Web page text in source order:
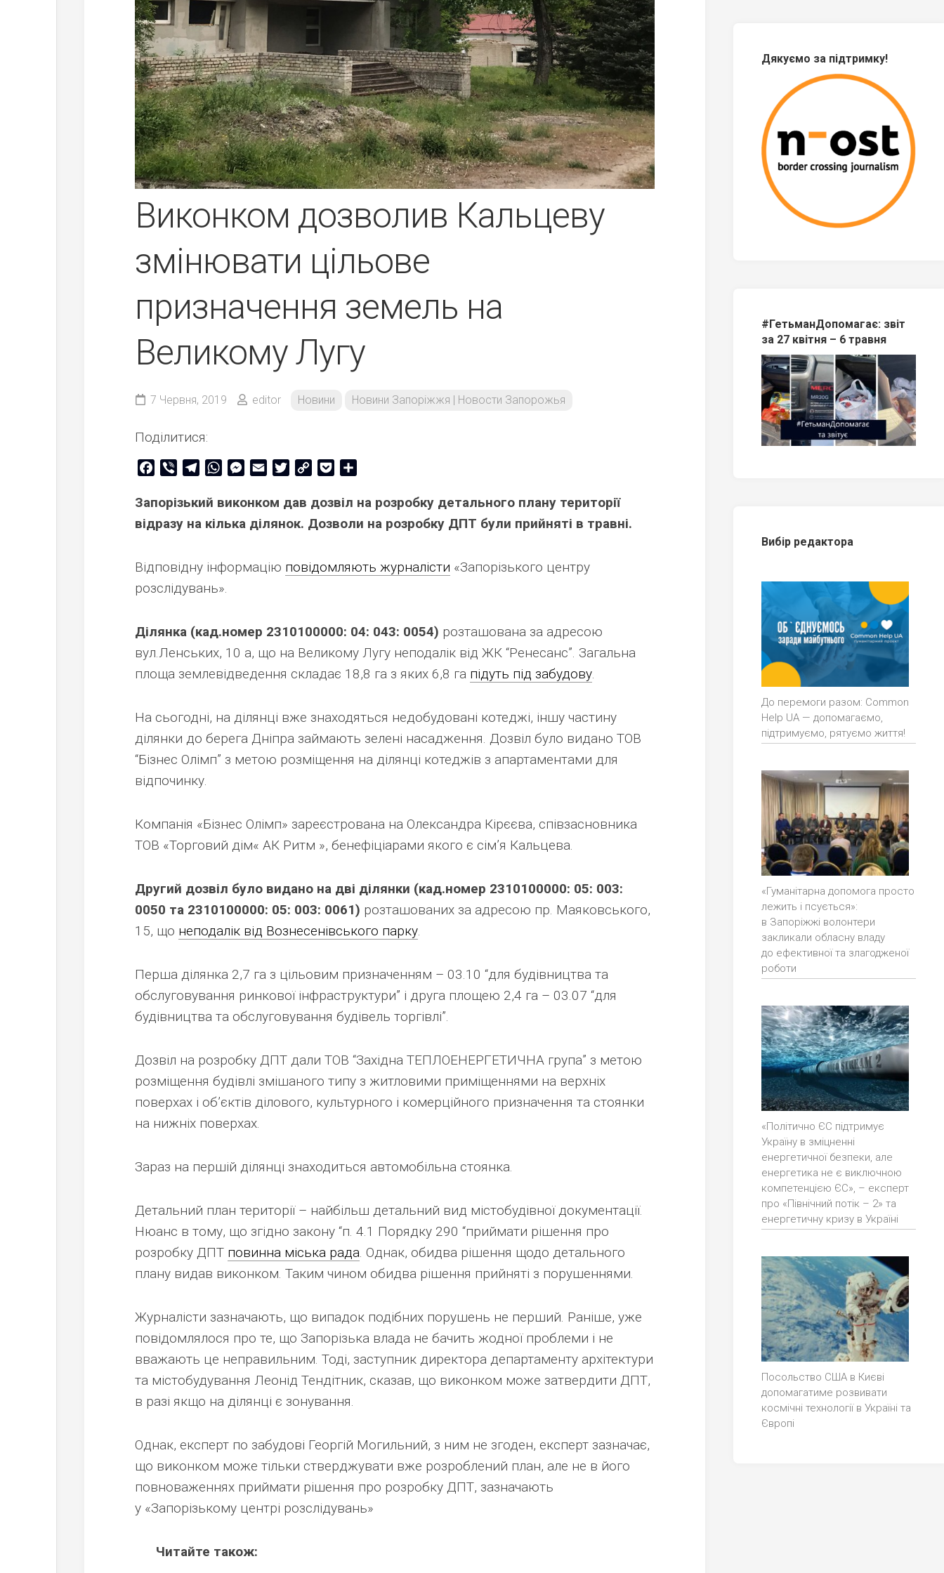
Виконком дозволив Кальцеву
змінювати цільове
призначення земель на
Великому Лугу
7 Червня, 2019 editor Новини Новини Запоріжжя | Новости Запорожья
Поділитися:
Facebook
Viber TelegramWhatsAppMessenger
Email TwitterCopy
Pocket
Запорізький виконком дав дозвіл на розробку детального плану території
відразу на кілька ділянок. Дозволи на розробку ДПТ були прийняті в травні.
Відповідну інформацію повідомляють журналісти «Запорізького центру
розслідувань».
Ділянка (кад.номер 2310100000: 04: 043: 0054) розташована за адресою
вул.Ленських, 10 а, що на Великому Лугу неподалік від ЖК “Ренесанс”. Загальна
площа землевідведення складає 18,8 га з яких 6,8 га підуть під забудову.
На сьогодні, на ділянці вже знаходяться недобудовані котеджі, іншу частину
ділянки до берега Дніпра займають зелені насадження. Дозвіл було видано ТОВ
“Бізнес Олімп” з метою розміщення на ділянці котеджів з апартаментами для
відпочинку.
Компанія «Бізнес Олімп» зареєстрована на Олександра Кірєєва, співзасновника
ТОВ «Торговий дім« АК Ритм », бенефіціарами якого є сім’я Кальцева.
Другий дозвіл було видано на дві ділянки (кад.номер 2310100000: 05: 003:
0050 та 2310100000: 05: 003: 0061) розташованих за адресою пр. Маяковського,
15, що неподалік від Вознесенівського парку.
Перша ділянка 2,7 га з цільовим призначенням – 03.10 “для будівництва та
обслуговування ринкової інфраструктури” і друга площею 2,4 га – 03.07 “для
будівництва та обслуговування будівель торгівлі”.
Дозвіл на розробку ДПТ дали ТОВ “Західна ТЕПЛОЕНЕРГЕТИЧНА група” з метою
розміщення будівлі змішаного типу з житловими приміщеннями на верхніх
поверхах і об’єктів ділового, культурного і комерційного призначення та стоянки
на нижніх поверхах.
Зараз на першій ділянці знаходиться автомобільна стоянка.
Детальний план території – найбільш детальний вид містобудівної документації.
Нюанс в тому, що згідно закону “п. 4.1 Порядку 290 “приймати рішення про
розробку ДПТ повинна міська рада. Однак, обидва рішення щодо детального
плану видав виконком. Таким чином обидва рішення прийняті з порушеннями.
Журналісти зазначають, що випадок подібних порушень не перший. Раніше, уже
повідомлялося про те, що Запорізька влада не бачить жодної проблеми і не
вважають це неправильним. Тоді, заступник директора департаменту архітектури
та містобудування Леонід Тендітник, сказав, що виконком може затвердити ДПТ,
в разі якщо на ділянці є зонування.
Однак, експерт по забудові Георгій Могильний, з ним не згоден, експерт зазначає,
що виконком може тільки стверджувати вже розроблений план, але не в його
повноваженнях приймати рішення про розробку ДПТ, зазначають
у «Запорізькому центрі розслідувань»
Читайте також:
Дякуємо за підтримку!
#ГетьманДопомагає: звіт
за 27 квітня – 6 травня
Вибір редактора
До перемоги разом: Common
Help UA — допомагаємо,
підтримуємо, рятуємо життя!
«Гуманітарна допомога просто
лежить і псується»:
в Запоріжжі волонтери
закликали обласну владу
до ефективної та злагодженої
роботи
«Політично ЄС підтримує
Україну в зміцненні
енергетичної безпеки, але
енергетика не є виключною
компетенцією ЄС», – експерт
про «Північний потік – 2» та
енергетичну кризу в Україні
Посольство США в Києві
допомагатиме розвивати
космічні технології в Україні та
Європі